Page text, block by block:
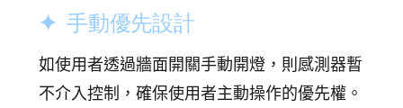
✦ 手動優先設計
如使用者透過牆面開關手動開燈，則感測器暫
不介入控制，確保使用者主動操作的優先權。